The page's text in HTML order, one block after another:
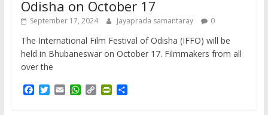
Odisha on October 17
September 17, 2024 Jayaprada samantaray 0
The International Film Festival of Odisha (IFFO) will be
held in Bhubaneswar on October 17. Filmmakers from all
over the
F
T
E
W C
P
S